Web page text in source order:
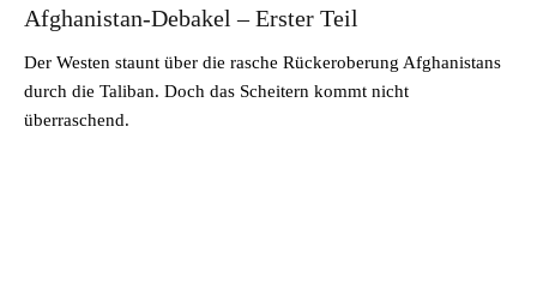
Afghanistan-Debakel – Erster Teil
Der Westen staunt über die rasche Rückeroberung Afghanistans
durch die Taliban. Doch das Scheitern kommt nicht
überraschend.